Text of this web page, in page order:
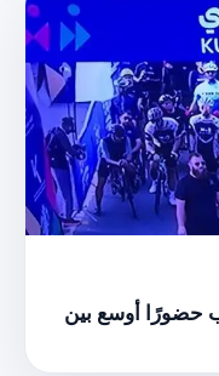
حضورًا أوسع بين